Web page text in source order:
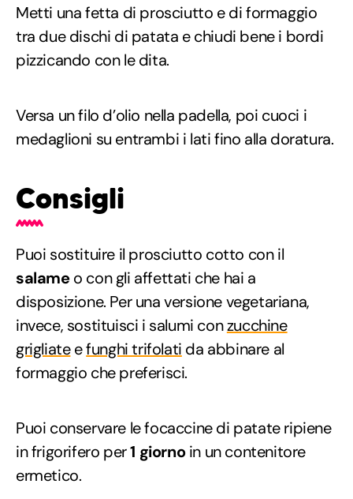
Metti una fetta di prosciutto e di formaggio
tra due dischi di patata e chiudi bene i bordi
pizzicando con le dita.
Versa un filo d’olio nella padella, poi cuoci i
medaglioni su entrambi i lati fino alla doratura.
Consigli
Puoi sostituire il prosciutto cotto con il
salameo con gli affettati che hai a
disposizione. Per una versione vegetariana,
invece, sostituisci i salumi conzucchine
grigliateefunghi trifolati da abbinare al
formaggio che preferisci.
Puoi conservare le focaccine di patate ripiene
in frigorifero per1 giornoin un contenitore
ermetico.